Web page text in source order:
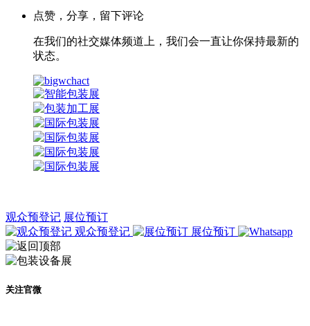
点赞，分享，留下评论
在我们的社交媒体频道上，我们会一直让你保持最新的
状态。
观众预登记 展位预订
观众预登记
展位预订
关注官微